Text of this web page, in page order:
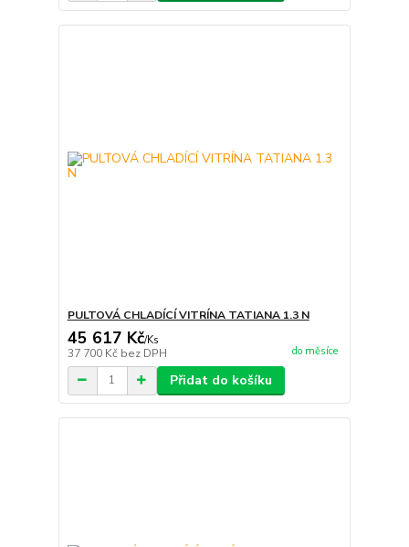
PULTOVÁ CHLADÍCÍ VITRÍNA TATIANA 1.3 N
45 617 Kč/Ks
37 700 Kč bez DPH do měsíce
Přidat do košíku